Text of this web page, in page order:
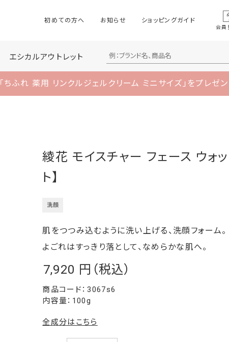
初めての方へ お知らせ ショッピングガイド
会員
エシカルアウトレット
「ちふれ 薬用 リンクルジェルクリーム ミニサイズ」をプレゼン
洗顔
綾花 モイスチャー フェース ウォッ
ト】
7,920
3067s6
肌をつつみ込むように洗い上げる、洗顔フォーム。
よごれはすっきり落として、なめらかな肌へ。
内容量：100g
全成分はこちら